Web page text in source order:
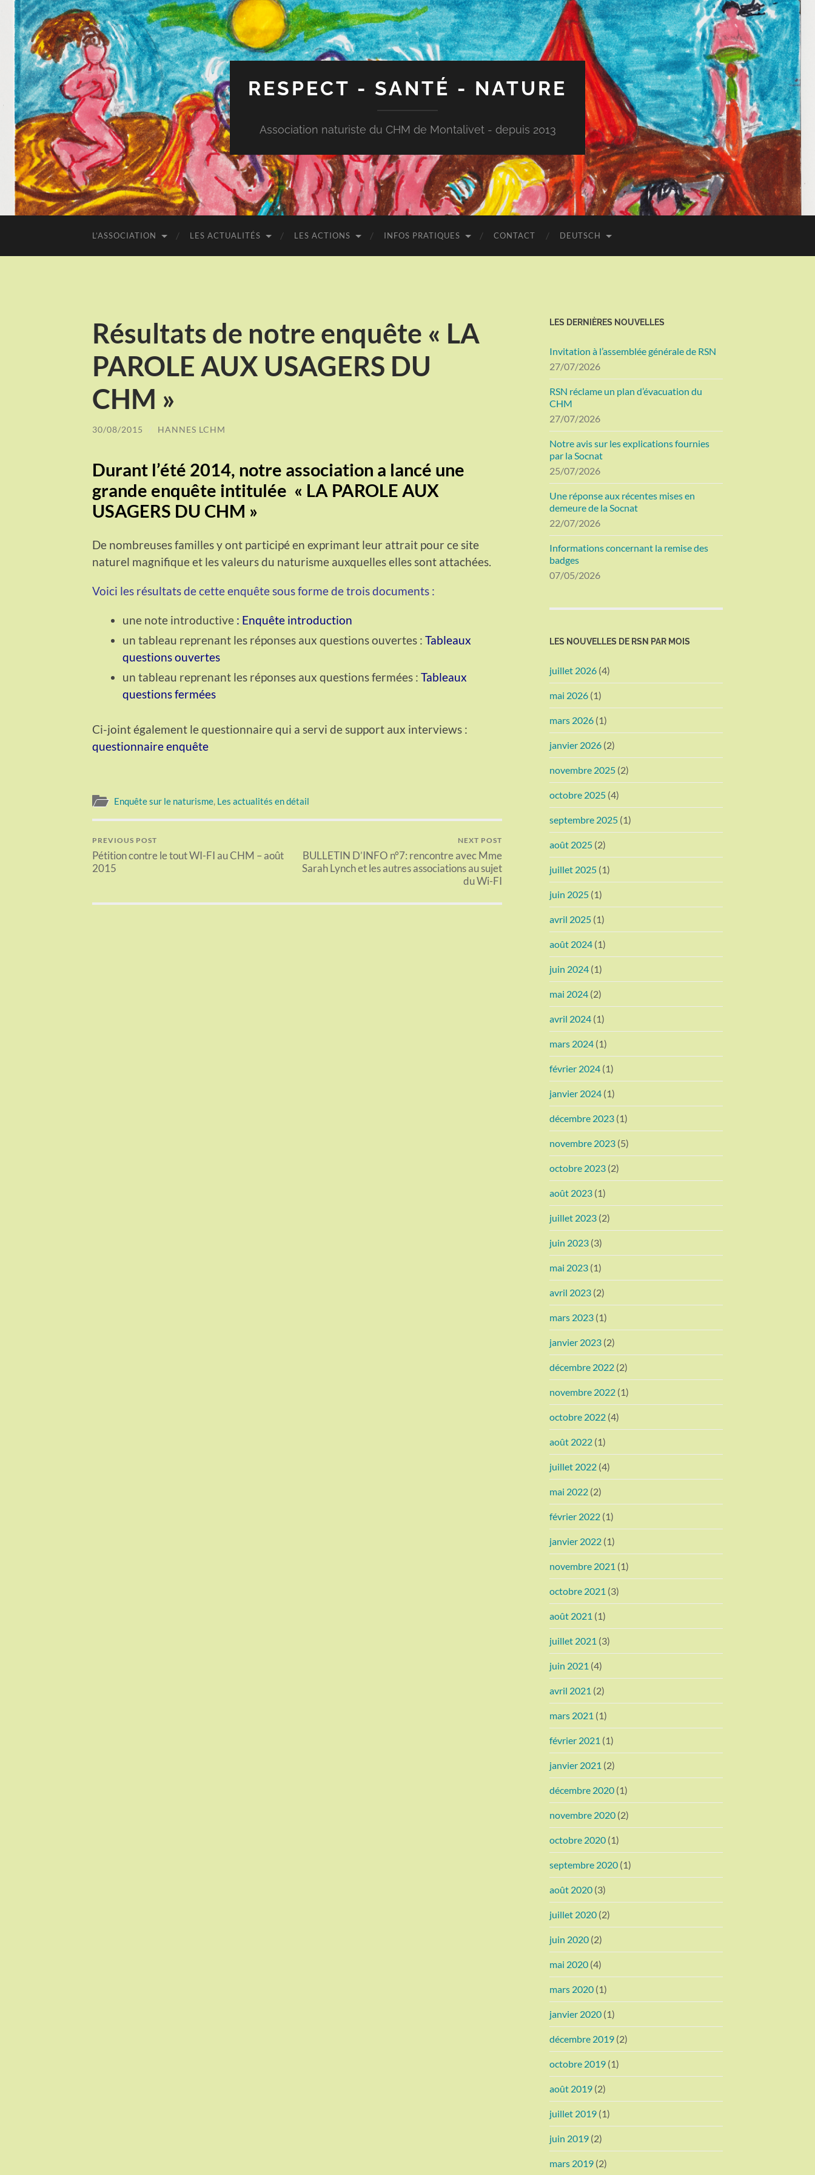
RESPECT - SANTÉ - NATURE
Association naturiste du CHM de Montalivet - depuis 2013
L’ASSOCIATION LES ACTUALITÉS LES ACTIONS INFOS PRATIQUES CONTACT DEUTSCH
Résultats de notre enquête « LA
PAROLE AUX USAGERS DU
CHM »
30/08/2015 / HANNES LCHM
Durant l’été 2014, notre association a lancé une
grande enquête intitulée « LA PAROLE AUX
USAGERS DU CHM »
De nombreuses familles y ont participé en exprimant leur attrait pour ce site
naturel magnifique et les valeurs du naturisme auxquelles elles sont attachées.
Voici les résultats de cette enquête sous forme de trois documents :
une note introductive : Enquête introduction
un tableau reprenant les réponses aux questions ouvertes : Tableaux
questions ouvertes
un tableau reprenant les réponses aux questions fermées : Tableaux
questions fermées
Ci-joint également le questionnaire qui a servi de support aux interviews :
questionnaire enquête
Enquête sur le naturisme, Les actualités en détail
PREVIOUS POST
Pétition contre le tout WI-FI au CHM – août
2015
NEXT POST
BULLETIN D’INFO n°7: rencontre avec Mme
Sarah Lynch et les autres associations au sujet
du Wi-FI
LES DERNIÈRES NOUVELLES
Invitation à l’assemblée générale de RSN
27/07/2026
RSN réclame un plan d’évacuation du
CHM
27/07/2026
Notre avis sur les explications fournies
par la Socnat
25/07/2026
Une réponse aux récentes mises en
demeure de la Socnat
22/07/2026
Informations concernant la remise des
badges
07/05/2026
LES NOUVELLES DE RSN PAR MOIS
juillet 2026 (4)
mai 2026 (1)
mars 2026 (1)
janvier 2026 (2)
novembre 2025 (2)
octobre 2025 (4)
septembre 2025 (1)
août 2025 (2)
juillet 2025 (1)
juin 2025 (1)
avril 2025 (1)
août 2024 (1)
juin 2024 (1)
mai 2024 (2)
avril 2024 (1)
mars 2024 (1)
février 2024 (1)
janvier 2024 (1)
décembre 2023 (1)
novembre 2023 (5)
octobre 2023 (2)
août 2023 (1)
juillet 2023 (2)
juin 2023 (3)
mai 2023 (1)
avril 2023 (2)
mars 2023 (1)
janvier 2023 (2)
décembre 2022 (2)
novembre 2022 (1)
octobre 2022 (4)
août 2022 (1)
juillet 2022 (4)
mai 2022 (2)
février 2022 (1)
janvier 2022 (1)
novembre 2021 (1)
octobre 2021 (3)
août 2021 (1)
juillet 2021 (3)
juin 2021 (4)
avril 2021 (2)
mars 2021 (1)
février 2021 (1)
janvier 2021 (2)
décembre 2020 (1)
novembre 2020 (2)
octobre 2020 (1)
septembre 2020 (1)
août 2020 (3)
juillet 2020 (2)
juin 2020 (2)
mai 2020 (4)
mars 2020 (1)
janvier 2020 (1)
décembre 2019 (2)
octobre 2019 (1)
août 2019 (2)
juillet 2019 (1)
juin 2019 (2)
mars 2019 (2)